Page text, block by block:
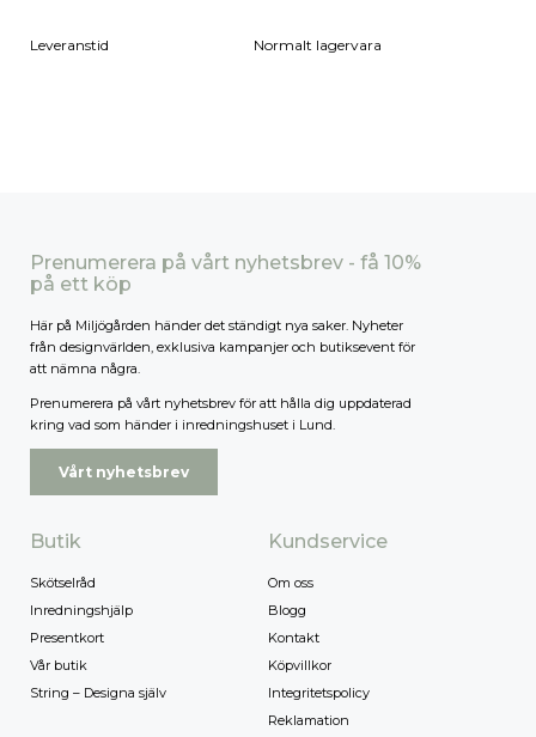
Leveranstid Normalt lagervara
Prenumerera på vårt nyhetsbrev - få 10%
på ett köp
Här på Miljögården händer det ständigt nya saker. Nyheter
från designvärlden, exklusiva kampanjer och butiksevent för
att nämna några.
Prenumerera på vårt nyhetsbrev för att hålla dig uppdaterad
kring vad som händer i inredningshuset i Lund.
Vårt nyhetsbrev
Butik
Skötselråd
Inredningshjälp
Presentkort
Vår butik
String – Designa själv
Kundservice
Om oss
Blogg
Kontakt
Köpvillkor
Integritetspolicy
Reklamation